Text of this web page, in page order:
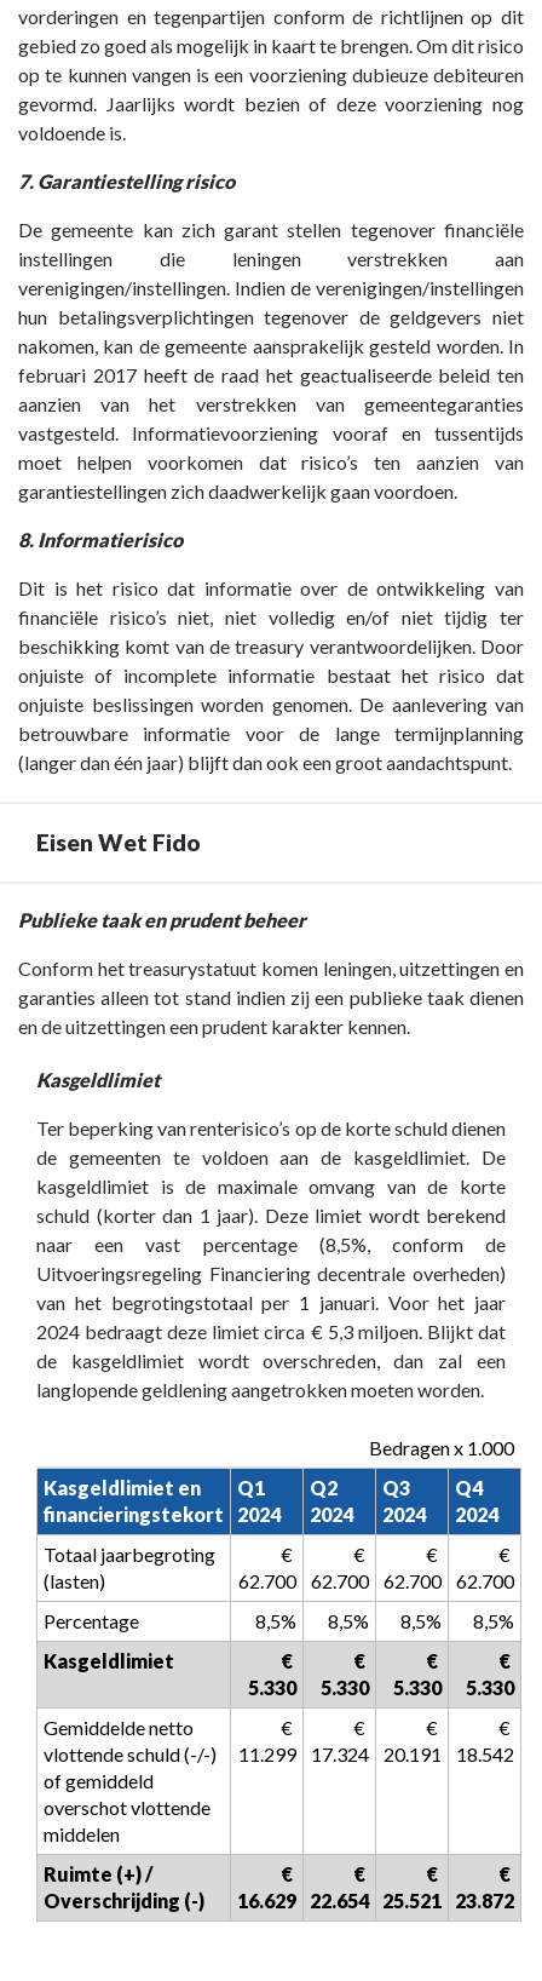
vorderingen en tegenpartijen conform de richtlijnen op dit
gebied zo goed als mogelijk in kaart te brengen. Om dit risico
op te kunnen vangen is een voorziening dubieuze debiteuren
gevormd. Jaarlijks wordt bezien of deze voorziening nog
voldoende is.
7. Garantiestelling risico
De gemeente kan zich garant stellen tegenover financiële
instellingen die leningen verstrekken aan
verenigingen/instellingen. Indien de verenigingen/instellingen
hun betalingsverplichtingen tegenover de geldgevers niet
nakomen, kan de gemeente aansprakelijk gesteld worden. In
februari 2017 heeft de raad het geactualiseerde beleid ten
aanzien van het verstrekken van gemeentegaranties
vastgesteld. Informatievoorziening vooraf en tussentijds
moet helpen voorkomen dat risico’s ten aanzien van
garantiestellingen zich daadwerkelijk gaan voordoen.
8. Informatierisico
Dit is het risico dat informatie over de ontwikkeling van
financiële risico’s niet, niet volledig en/of niet tijdig ter
beschikking komt van de treasury verantwoordelijken. Door
onjuiste of incomplete informatie bestaat het risico dat
onjuiste beslissingen worden genomen. De aanlevering van
betrouwbare informatie voor de lange termijnplanning
(langer dan één jaar) blijft dan ook een groot aandachtspunt.
Eisen Wet Fido
Terug
navigatie
Paragraaf
Financiering
Eisen
Publieke taak en prudent beheer
Conform het treasurystatuut komen leningen, uitzettingen en
garanties alleen tot stand indien zij een publieke taak dienen
en de uitzettingen een prudent karakter kennen.
Kasgeldlimiet
Ter beperking van renterisico’s op de korte schuld dienen
de gemeenten te voldoen aan de kasgeldlimiet. De
kasgeldlimiet is de maximale omvang van de korte
schuld (korter dan 1 jaar). Deze limiet wordt berekend
naar een vast percentage (8,5%, conform de
Uitvoeringsregeling Financiering decentrale overheden)
van het begrotingstotaal per 1 januari. Voor het jaar
2024 bedraagt deze limiet circa € 5,3 miljoen. Blijkt dat
de kasgeldlimiet wordt overschreden, dan zal een
langlopende geldlening aangetrokken moeten worden.
Bedragen x 1.000
Kasgeldlimiet en
financieringstekort
Q1
2024
Q2
2024
Q3
2024
Q4
2024
Totaal jaarbegroting
(lasten)
62.700
62.700
62.700
62.700
Percentage
8,5% 8,5% 8,5%
8,5%
Kasgeldlimiet
5.330
5.330
5.330
5.330
Gemiddelde netto
vlottende schuld (-/-)
of gemiddeld
overschot vlottende
middelen
11.299
17.324
20.191
18.542
Ruimte (+) /
Overschrijding (-)
16.629
22.654
25.521
23.872